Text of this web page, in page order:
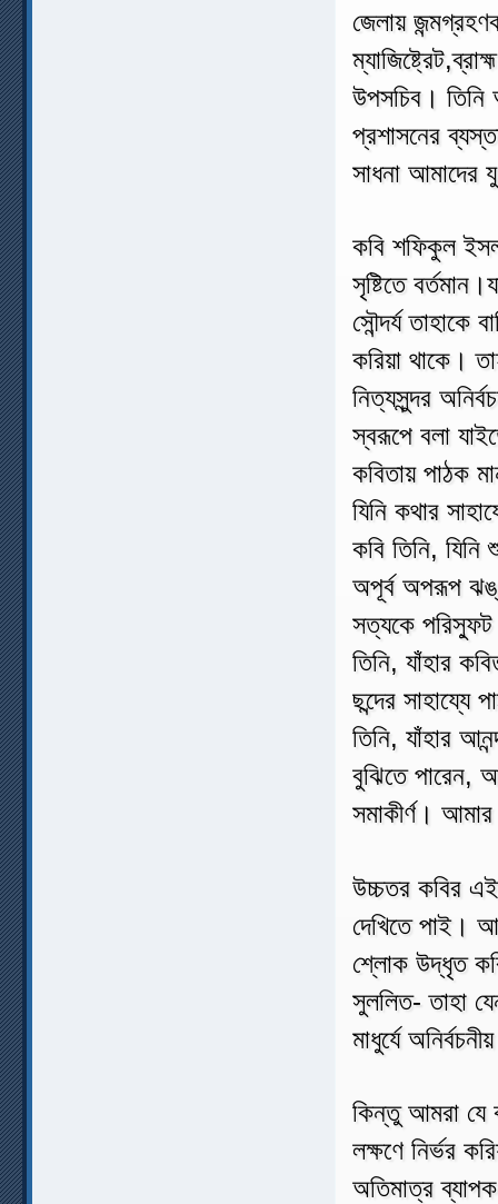
জেলায়
উপসচিব। তিনি
প্রশাসনের
সাধনা আমাদের
কবি শফিকুল
সৃষ্টিতে
সৌন্দর্য তাহাকে
করিয়া থাকে।
নিত্যসুন্দর
স্বরূপে বলা
কবিতায় পাঠক
যিনি কথার
কবি তিনি, যিনি
অপূর্ব অপরূপ
সত্যকে পরিস্ফুট
তিনি, যাঁহার
ছন্দের
তিনি, যাঁহার
বুঝিতে পারেন,
সমাকীর্ণ।
উচ্চতর কবির
দেখিতে পাই।
শ্লোক উদ্ধৃত
সুললিত- তাহা
মাধুর্যে
কিন্তু আমরা যে
লক্ষণে নির্ভর
অতিমাত্র